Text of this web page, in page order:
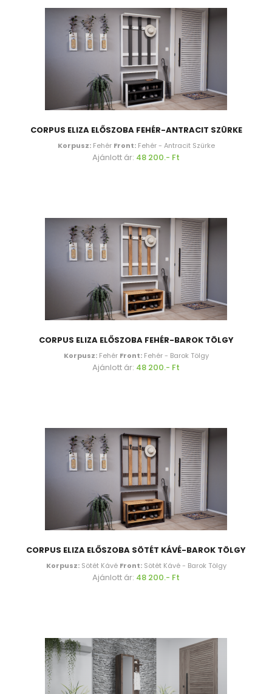
CORPUS ELIZA ELŐSZOBA FEHÉR-ANTRACIT SZÜRKE
Korpusz:Fehér Front:Fehér - Antracit Szürke
Ajánlott ár: 48 200.- Ft
CORPUS ELIZA ELŐSZOBA FEHÉR-BAROK TÖLGY
Korpusz:Fehér Front:Fehér - Barok Tölgy
Ajánlott ár: 48 200.- Ft
CORPUS ELIZA ELŐSZOBA SÖTÉT KÁVÉ-BAROK TÖLGY
Korpusz:Sötét Kávé Front:Sötét Kávé - Barok Tölgy
Ajánlott ár: 48 200.- Ft